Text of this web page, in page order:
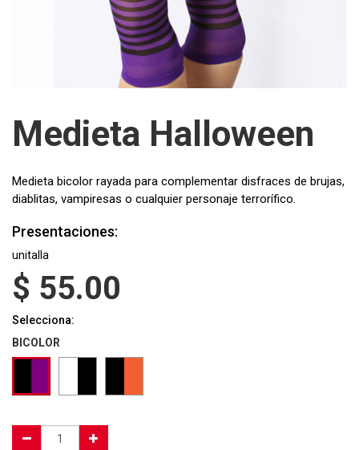
Medieta Halloween
Medieta bicolor rayada para complementar disfraces de brujas,
diablitas, vampiresas o cualquier personaje terrorífico.
Presentaciones:
unitalla
$ 55.00
Selecciona:
BICOLOR